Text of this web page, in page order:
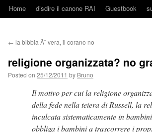
Skip
content
Home disdire il canone RAI Guestbook
← la bibbia Ã¨ vera, il corano no
religione organizzata? no
Posted on 25/12/2011 by Bruno
Il motivo per cui la religione
della fede nella teiera di Russell, la
inculcata sistematicamente in
obbliga i bambini a trascorrere i